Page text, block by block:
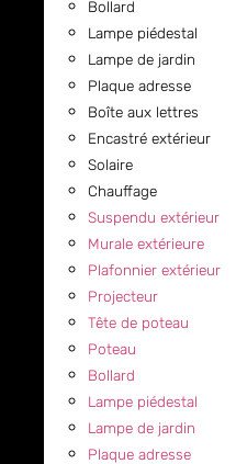
Bollard
Lampe piédestal
Lampe de jardin
Plaque adresse
Boîte aux lettres
Encastré extérieur
Solaire
Chauffage
Suspendu extérieur
Murale extérieure
Plafonnier extérieur
Projecteur
Tête de poteau
Poteau
Bollard
Lampe piédestal
Lampe de jardin
Plaque adresse